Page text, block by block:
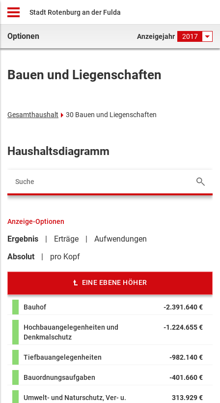
Stadt Rotenburg an der Fulda
Optionen Anzeigejahr 2017
Bauen und Liegenschaften
Gesamthaushalt 30 Bauen und Liegenschaften
Haushaltsdiagramm
Anzeige-Optionen
Ergebnis Erträge
Aufwendungen
Absolut
pro Kopf
EINE EBENE HÖHER
Bauhof -2.391.640 €
Hochbauangelegenheiten und
Denkmalschutz
-1.224.655 €
Tiefbauangelegenheiten -982.140 €
Bauordnungsaufgaben -401.660 €
Umwelt- und Naturschutz, Ver- u.
313.929 €